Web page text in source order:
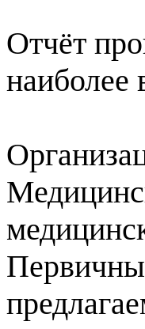
Отчёт
наиболее